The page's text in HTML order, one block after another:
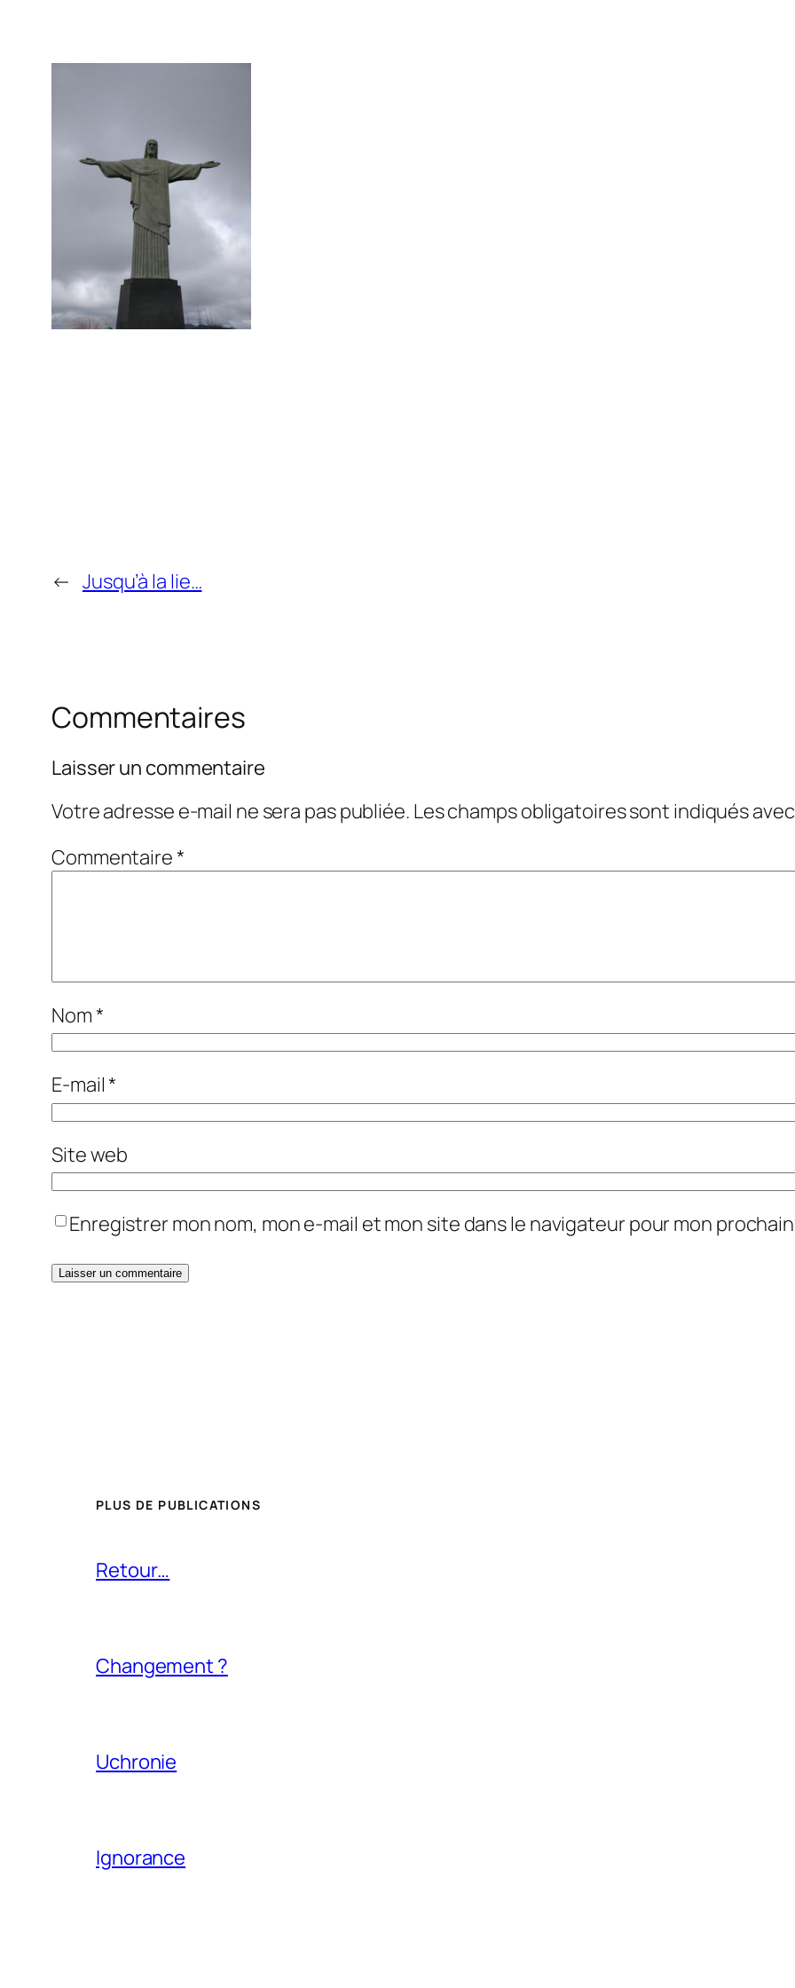
← Jusqu’à la lie…
Commentaires
Laisser un commentaire
Votre adresse e-mail ne sera pas publiée. Les champs obligatoires sont indiqués
Commentaire*
Nom*
E-mail*
Site web
Enregistrer mon nom, mon e-mail et mon site dans le navigateur pour mon
PLUS DE PUBLICATIONS
Retour…
Changement ?
Uchronie
Ignorance